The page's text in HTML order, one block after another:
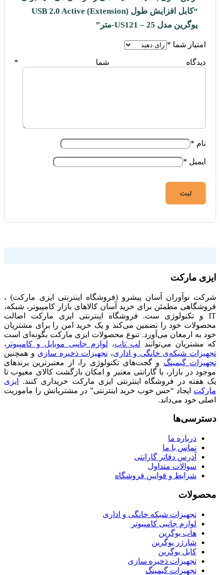
“کابل افزایش طول (Extension) USB 2.0 Active
یوگرین مدل US121 – 25-متر”
امتیاز شما *
دیدگاه شما *
نام *
ایمیل *
ایزی مارکت
شرکت نوآوران آسان پیشرو (فروشگاه اینترنتی ایزی مارکت) ،
فروشگاهی مطمئن برای خرید آسان کالاهای بازار کامپیوتر، شبکه،
IT و تکنولوژی ست. فروشگاه اینترنتی ایزی مارکت اصالت
محصولات خود را تضمین می‌کند و یک خرید امن را برای مشتریان
خود به ارمغان می‌آورد. تنوع محصولات ایزی مارکت بگونه‌ای است
که مشتریان می‌توانند لپ تاپ، لوازم جانبی موبایل و کامپیوتر ،
تجهیزات شبکه‌ی خانگی و اداری، تجهیزات ذخیره سازی و همچنین
تجهیزات گیمینگ و گجت‌های تکنولوژی را، از معتبرترین برندهای
موجود در بازار، با گارانتی معتبر و امکان بازگشت کالای معیوب تا
یک هفته در فروشگاه اینترنتی ایزی مارکت خریداری کنند.
ایزی
مارکت ایجاد “حس خوب خرید اینترنتی” در مشتریانش را ماموریت
اصلی خود می‌داند.
دسترسی‌ها
درباره ما
تماس با ما
آدرس دفاتر گارانتی
سوالات متداول
شرایط و قوانین فروشگاه
محصولات
تجهیزات شبکه خانگی و اداری
لوازم جانبی کامپیوتر
هاب یوگرین
شارژر یوگرین
کابل یوگرین
تجهیزات ذخیره سازی
تجهیزات گیمینگ